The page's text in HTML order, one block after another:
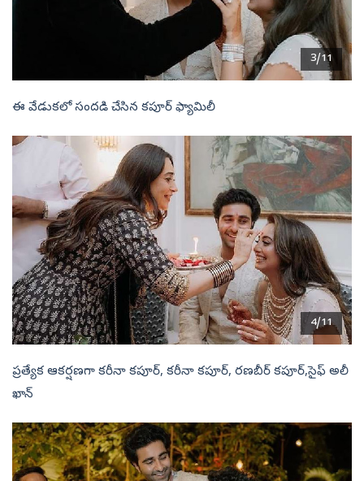
3/11
ఈ వేడుకలో సందడి చేసిన కపూర్‌ ఫ్యామిలీ
4/11
ప్రత్యేక ఆకర్షణగా కరీనా కపూర్‌, కరీనా కపూర్‌, రణబీర్‌ కపూర్‌,సైఫ్ అలీ
ఖాన్